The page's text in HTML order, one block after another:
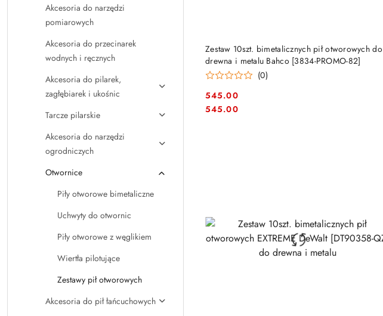
Akcesoria do narzędzi
pomiarowych
Akcesoria do przecinarek
wodnych i ręcznych
Akcesoria do pilarek,
zagłębiarek i ukośnic
Tarcze pilarskie
Akcesoria do narzędzi
ogrodniczych
Otwornice
Piły otworowe bimetaliczne
Uchwyty do otwornic
Piły otworowe z węglikiem
Wiertła pilotujące
Zestawy pił otworowych
Akcesoria do pił łańcuchowych
Zestaw 10szt. bimetalicznych pił otworowych do
drewna i metalu Bahco [3834-PROMO-82]
(0)
Cena:
545.00
Cena:
545.00
PRODUKT NIEDOSTĘPNY